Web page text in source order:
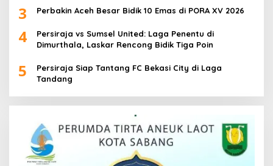
3 Perbakin Aceh Besar Bidik 10 Emas di PORA XV 2026
4
Persiraja vs Sumsel United: Laga Penentu di
Dimurthala, Laskar Rencong Bidik Tiga Poin
5
Persiraja Siap Tantang FC Bekasi City di Laga
Tandang